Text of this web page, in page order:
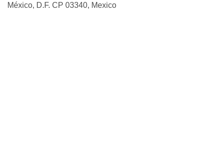
México, D.F. CP 03340, Mexico